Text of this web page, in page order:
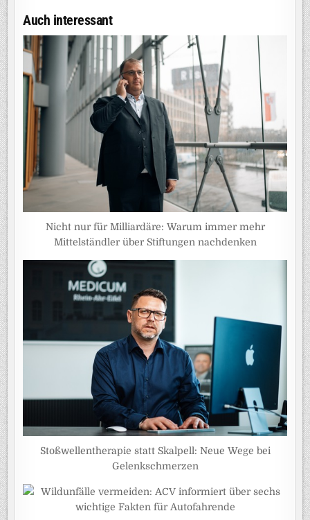
Auch interessant
Nicht nur für Milliardäre: Warum immer mehr
Mittelständler über Stiftungen nachdenken
Stoßwellentherapie statt Skalpell: Neue Wege bei
Gelenkschmerzen